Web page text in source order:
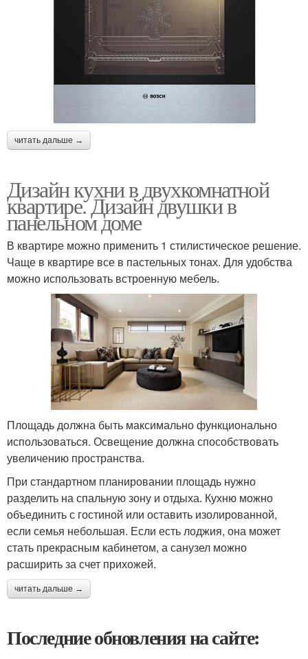
читать дальше →
Дизайн кухни в двухкомнатной
квартире. Дизайн двушки в
панельном доме
В квартире можно применить 1 стилистическое решение.
Чаще в квартире все в пастельных тонах. Для удобства
можно использовать встроенную мебель.
Площадь должна быть максимально функционально
использоваться. Освещение должна способствовать
увеличению пространства.
При стандартном планировании площадь нужно
разделить на спальную зону и отдыха. Кухню можно
объединить с гостиной или оставить изолированной,
если семья небольшая. Если есть лоджия, она может
стать прекрасным кабинетом, а санузел можно
расширить за счет прихожей.
читать дальше →
Последние обновления на сайте: